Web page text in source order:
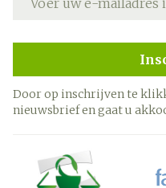
Door op inschrijven te
nieuwsbrief en gaat u